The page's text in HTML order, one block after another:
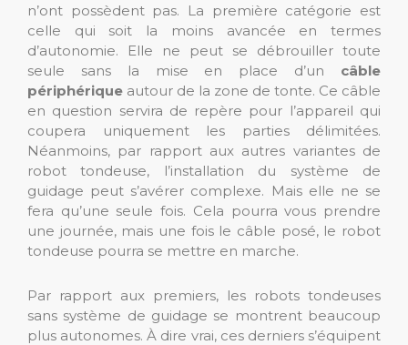
n’ont possèdent pas. La première catégorie est
celle qui soit la moins avancée en termes
d’autonomie. Elle ne peut se débrouiller toute
seule sans la mise en place d’un câble
périphérique autour de la zone de tonte. Ce câble
en question servira de repère pour l’appareil qui
coupera uniquement les parties délimitées.
Néanmoins, par rapport aux autres variantes de
robot tondeuse, l’installation du système de
guidage peut s’avérer complexe. Mais elle ne se
fera qu’une seule fois. Cela pourra vous prendre
une journée, mais une fois le câble posé, le robot
tondeuse pourra se mettre en marche.
Par rapport aux premiers, les robots tondeuses
sans système de guidage se montrent beaucoup
plus autonomes. À dire vrai, ces derniers s’équipent